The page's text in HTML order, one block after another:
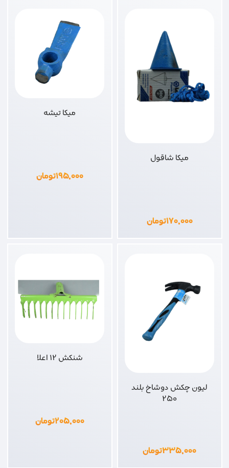
میکا شاقول
۱۷۰,۰۰۰تومان
میکا تیشه
۱۹۵,۰۰۰تومان
لیون چکش دوشاخ بلند
250
۳۳۵,۰۰۰تومان
شنکش 12 اعلا
۲۰۵,۰۰۰تومان